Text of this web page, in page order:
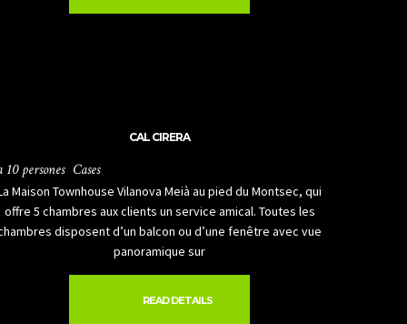
CAL CIRERA
10 persones Cases
Maison Townhouse Vilanova Meià au pied du Montsec, qui
offre 5 chambres aux clients un service amical. Toutes les
disposent d’un balcon ou d’une fenêtre avec vue
panoramique sur
READ DETAILS